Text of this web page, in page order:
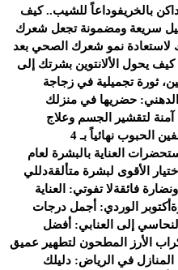
بالخريفوداعاً للشيب.. كيف
حيل سريعة ومضمونة تجعل شعرك
لاستعادة نمو شعرك الصحي بعد
كيف يحول الألانتوين بشرتك إلى
ثورة تجميلية في زجاجة
حضريها في منزلك
آمنة لتقشير الجسم وعلاج
سر مكياج النجمات.. كيف تخفين الحبوب نهائياً بـ 4
العناية بالبشرة لعام
الأقوى لبشرة متألقةدللي
فائقةلا تفوتي: العناية
أكتوبر الوردي: أجمل درجات
إلى العنابي: أفضل
الأرز المطحون لتطهير عميق
المنازل في الرياض: دليلك